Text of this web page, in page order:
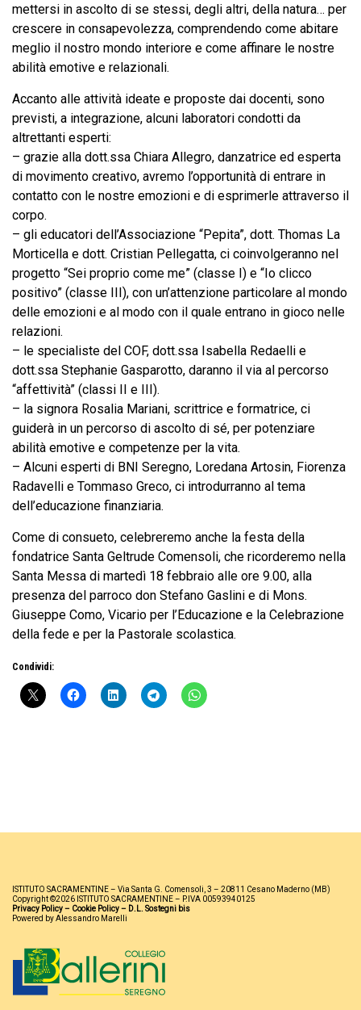
mettersi in ascolto di se stessi, degli altri, della natura… per
crescere in consapevolezza, comprendendo come abitare
meglio il nostro mondo interiore e come affinare le nostre
abilità emotive e relazionali.
Accanto alle attività ideate e proposte dai docenti, sono
previsti, a integrazione, alcuni laboratori condotti da
altrettanti esperti:
– grazie alla dott.ssa Chiara Allegro, danzatrice ed esperta
di movimento creativo, avremo l’opportunità di entrare in
contatto con le nostre emozioni e di esprimerle attraverso il
corpo.
– gli educatori dell’Associazione “Pepita”, dott. Thomas La
Morticella e dott. Cristian Pellegatta, ci coinvolgeranno nel
progetto “Sei proprio come me” (classe I) e “Io clicco
positivo” (classe III), con un’attenzione particolare al mondo
delle emozioni e al modo con il quale entrano in gioco nelle
relazioni.
– le specialiste del COF, dott.ssa Isabella Redaelli e
dott.ssa Stephanie Gasparotto, daranno il via al percorso
“affettività” (classi II e III).
– la signora Rosalia Mariani, scrittrice e formatrice, ci
guiderà in un percorso di ascolto di sé, per potenziare
abilità emotive e competenze per la vita.
– Alcuni esperti di BNI Seregno, Loredana Artosin, Fiorenza
Radavelli e Tommaso Greco, ci introdurranno al tema
dell’educazione finanziaria.
Come di consueto, celebreremo anche la festa della
fondatrice Santa Geltrude Comensoli, che ricorderemo nella
Santa Messa di martedì 18 febbraio alle ore 9.00, alla
presenza del parroco don Stefano Gaslini e di Mons.
Giuseppe Como, Vicario per l’Educazione e la Celebrazione
della fede e per la Pastorale scolastica.
Condividi:
ISTITUTO SACRAMENTINE – Via Santa G. Comensoli, 3 – 20811 Cesano Maderno (MB)
Copyright ©2026 ISTITUTO SACRAMENTINE – P.IVA 00593940125
Privacy Policy– Cookie Policy– D.L. Sostegni bis
Powered by Alessandro Marelli